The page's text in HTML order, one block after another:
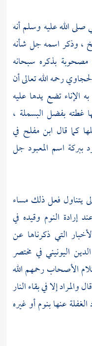
الله عليه وسلم أنه
، وذكر اسمه جل شأنه
بذكره سبحانه
رحمه الله تعالى أن
الإناء تضع يدها عليه
غطته بفضل البسملة ،
كما قال ابن مفلح في
اسم المعبود جل
يتناول فعل ذلك مساء
إرادة النوم وقيده في
التي ذكرناها عن
اليونيني في مختصر
الأصحاب رحمهم الله
إلا في بقاء النار
الغفلة عنها بنوم أو غيره